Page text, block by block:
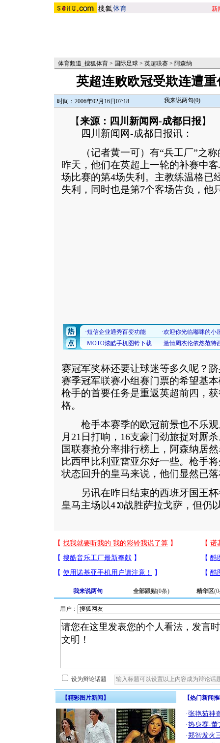
新
体育频道_搜狐体育 > 国际足球 > 英超联赛 > 阿森纳
英超连败欧冠受欺连遭重
时间：2006年02月16日07:18 我来说两句(0)
【来源：四川新闻网-成都日报 】
四川新闻网-成都日报讯：
（记者黄一可）有“兵工厂”之称
昨天，他们在英超上一轮的补赛中
场比赛的第4场失利。主教练温格已
失利，同时也是第7个客场告负，他
赛冠军奖杯还要让球迷等多久呢？
赛季冠军联赛小组赛门票的希望基
枪手的首要任务是重返英超前四，
格。
枪手本赛季的欧冠前景也不乐观
月21日打响，16支豪门劲旅捉对厮
国联赛抢分率排行榜上，阿森纳居
比西甲比利亚雷亚尔好一些。枪手
状态回升的皇马来说，他们显然已
另讯在昨日结束的西班牙国王杯
皇马主场以4∶0战胜萨拉戈萨，但仍
我来说两句 全部跟贴(0条) 精华区(0
用户：
设为辩论话题
【精彩图片新闻】 【热门新闻
·张艳茹神
·热身赛-董
·郑智发火